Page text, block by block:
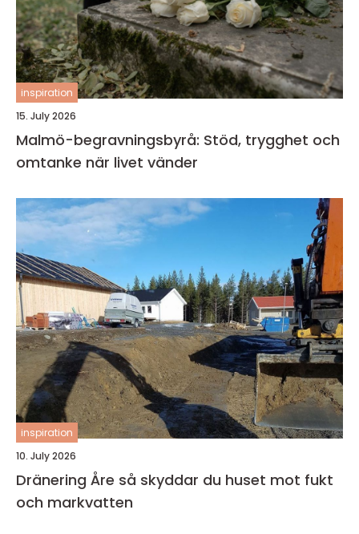
inspiration
15. July 2026
Malmö-begravningsbyrå: Stöd, trygghet och
omtanke när livet vänder
inspiration
10. July 2026
Dränering Åre så skyddar du huset mot fukt
och markvatten